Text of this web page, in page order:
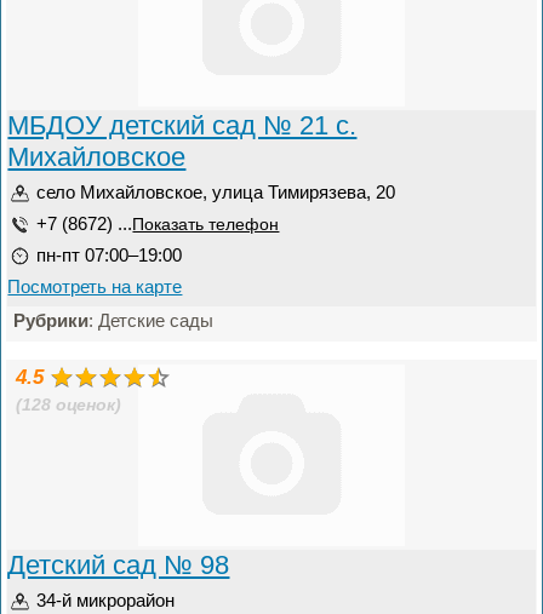
МБДОУ детский сад № 21 с.
Михайловское
село Михайловское, улица Тимирязева, 20
+7 (8672) ... Показать телефон
пн-пт 07:00–19:00
Посмотреть на карте
Рубрики: Детские сады
4.5
(128 оценок)
Детский сад № 98
34-й микрорайон